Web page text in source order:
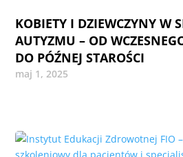
KOBIETY I DZIEWCZYNY W
AUTYZMU – OD
DO PÓŹNEJ STAROŚCI
maj 1, 2025